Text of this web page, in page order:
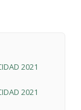
2021
2021